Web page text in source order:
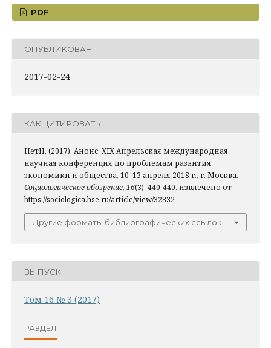
PDF
ОПУБЛИКОВАН
2017-02-24
КАК ЦИТИРОВАТЬ
НетН. (2017). Анонс: XIX Апрельская международная
научная конференция по проблемам развития
экономики и общества, 10–13 апреля 2018 г., г. Москва.
Социологическое обозрение, 16(3), 440-440. извлечено от
https://sociologica.hse.ru/article/view/32832
Другие форматы библиографических ссылок
ВЫПУСК
Том 16 № 3 (2017)
РАЗДЕЛ